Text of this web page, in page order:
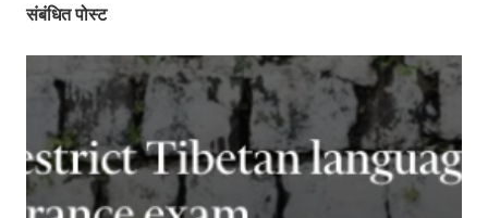
संबंधित पोस्ट